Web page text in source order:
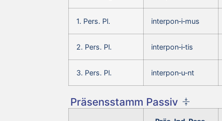
1. Pers. Pl. interpon‑i‑mus
2. Pers. Pl. interpon‑i‑tis
3. Pers. Pl. interpon‑u‑nt
Präsensstamm Passiv